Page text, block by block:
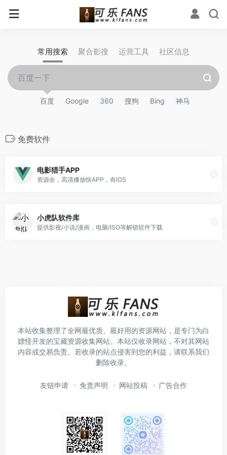
常用搜索 聚合影搜 运营工具 社区信息
百度 Google 360 搜狗 Bing 神马
免费软件
电影猎手APP
资源全，高清播放快APP，有IOS
小虎队软件库
提供影视/小说/漫画，电脑/ISO等解锁软件下载
本站收集整理了全网最优质、最好用的资源网站，是专门为白
嫖怪开发的宝藏资源收集网站。本站仅收录网站，不对其网站
内容或交易负责。若收录的站点侵害到您的利益，请联系我们
删除收录。
友链申请 免责声明 网站投稿 广告合作